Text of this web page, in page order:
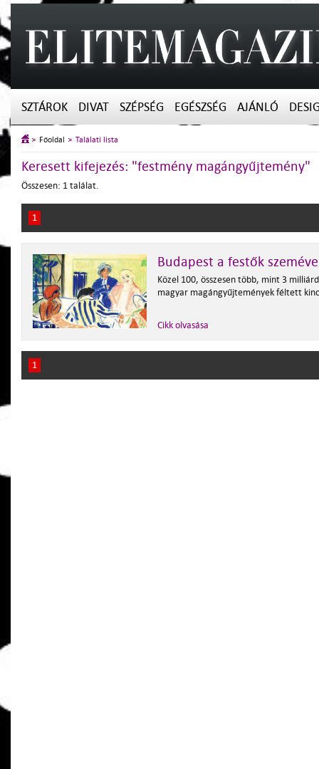
SZTÁROK DIVAT SZÉPSÉG EGÉSZSÉG AJÁNLÓ
Főoldal Találati lista
Keresett kifejezés: "festmény magángyűjtemény"
Összesen: 1 találat.
1
Budapest a festők
Közel 100, összesen több, mint 3
magyar magángyűjtemények féltett
Cikk olvasása
1